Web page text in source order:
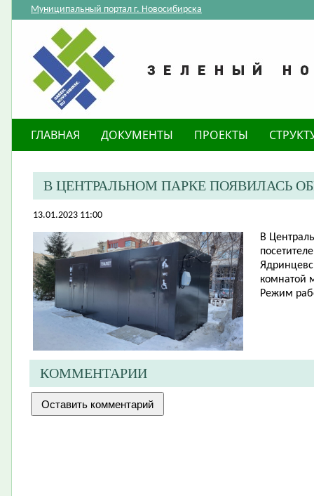
Муниципальный портал г. Новосибирска
ГЛАВНАЯ ДОКУМЕНТЫ ПРОЕКТЫ
В ЦЕНТРАЛЬНОМ ПАРКЕ ПОЯВИЛАСЬ
13.01.2023 11:00
В
комнатой
Режим
КОММЕНТАРИИ